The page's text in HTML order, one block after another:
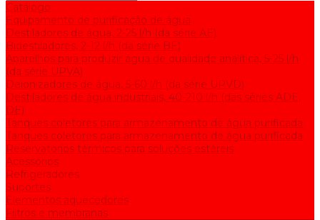
Catálogo
Equipamento de purificação de água
Destiladores de água, 2-25 l/h (da série АE)
Bidestiladores, 2-12 l/h (da série BE)
Aparelhos para produzir água de qualidade analítica, 5-25 l/h
(da série UPVA)
Deionizadores de água, 5-60 l/h (da série UPVD)
Destiladores de água industriais, 40-210 l/h (das séries ADE,
DE)
Tanques coletores para armazenamento de água purificada
Tanques coletores para armazenamento de água purificada
Reservatórios térmicos para soluções estéreis
Acessórios
Refrigeradores
Suportes
Elementos aquecedores
Filtros e membranas